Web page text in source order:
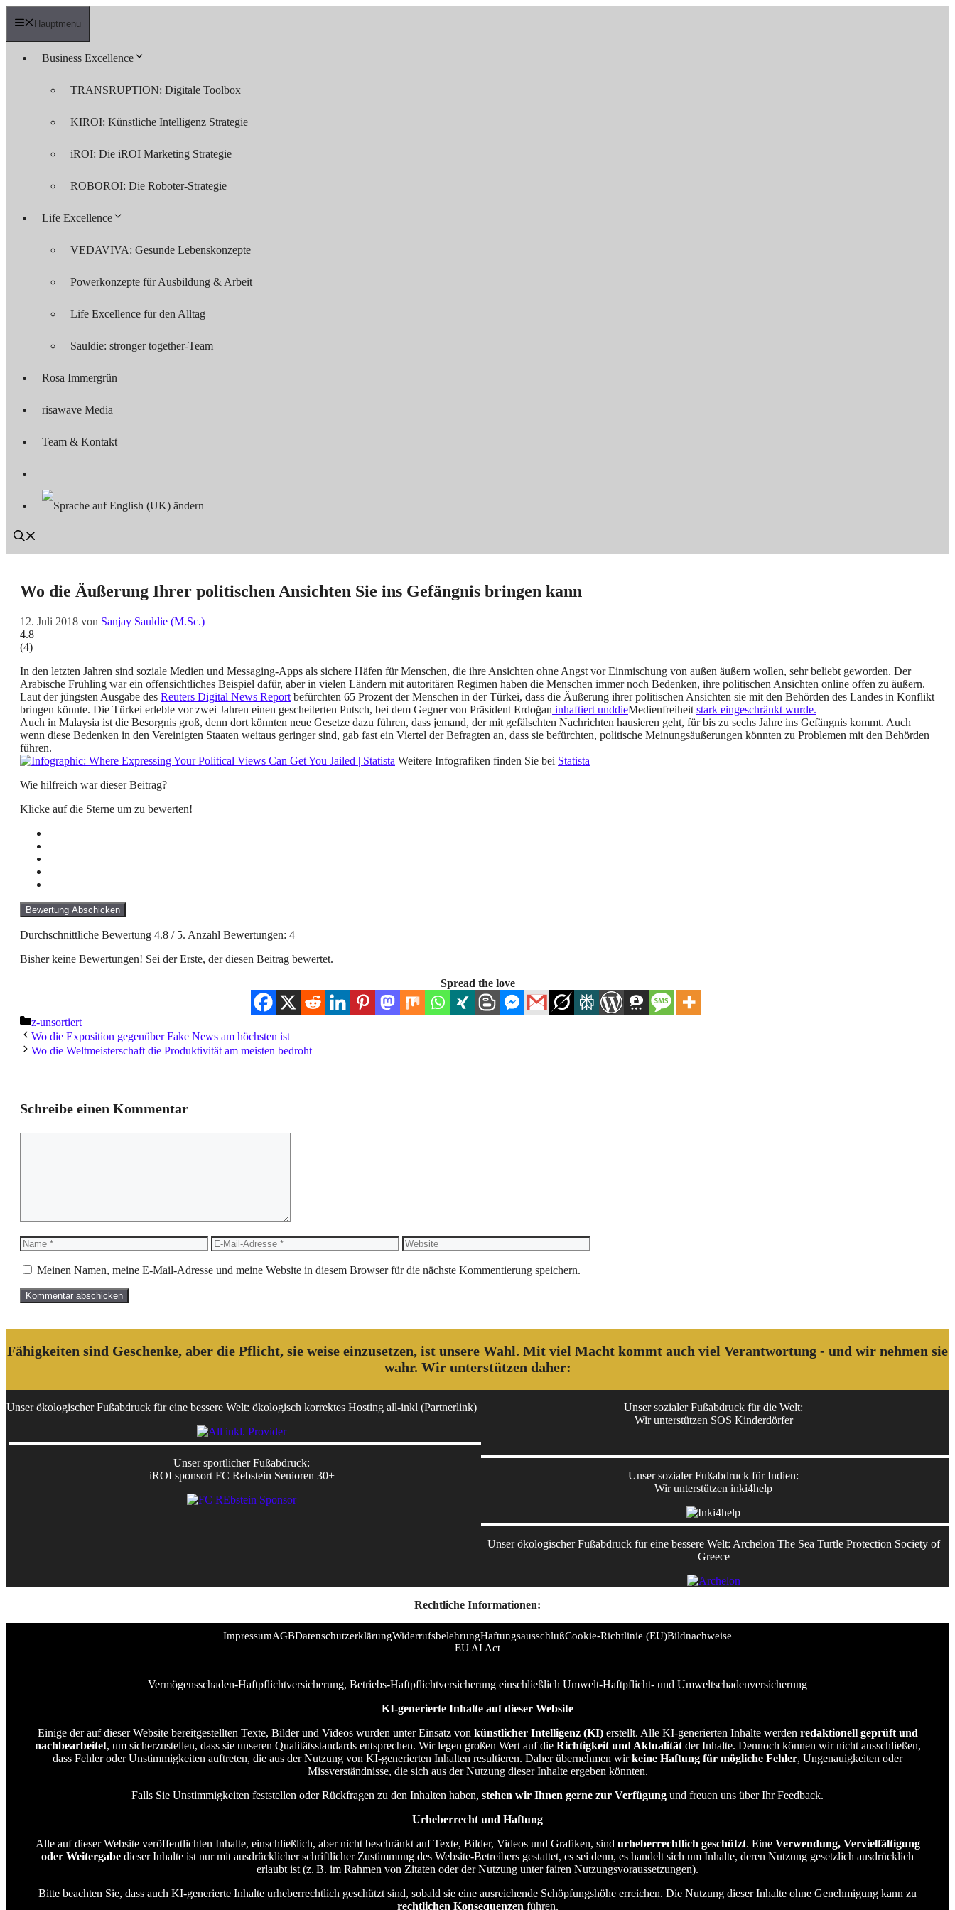
Zum
Inhalt Hauptmenu
Business Excellence
TRANSRUPTION: Digitale Toolbox
KIROI: Künstliche Intelligenz Strategie
iROI: Die iROI Marketing Strategie
ROBOROI: Die Roboter-Strategie
Life Excellence
VEDAVIVA: Gesunde Lebenskonzepte
Powerkonzepte für Ausbildung & Arbeit
Life Excellence für den Alltag
Sauldie: stronger together-Team
Rosa Immergrün
risawave Media
Team & Kontakt
Wo die Äußerung Ihrer politischen Ansichten Sie ins Gefängnis bringen kann
12. Juli 2018 von Sanjay Sauldie (M.Sc.)
4.8
(4)
In den letzten Jahren sind soziale Medien und Messaging-Apps als sichere Häfen für Menschen, die ihre Ansichten ohne Angst vor Einmischung von außen äußern wollen, sehr beliebt geworden. Der
Arabische Frühling war ein offensichtliches Beispiel dafür, aber in vielen Ländern mit autoritären Regimen haben die Menschen immer noch Bedenken, ihre politischen Ansichten online offen zu äußern.
Laut der jüngsten Ausgabe des Reuters Digital News Report befürchten 65 Prozent der Menschen in der Türkei, dass die Äußerung ihrer politischen Ansichten sie mit den Behörden des Landes in Konflikt
bringen könnte. Die Türkei erlebte vor zwei Jahren einen gescheiterten Putsch, bei dem Gegner von Präsident Erdoğan inhaftiert unddieMedienfreiheit stark eingeschränkt wurde.
Auch in Malaysia ist die Besorgnis groß, denn dort könnten neue Gesetze dazu führen, dass jemand, der mit gefälschten Nachrichten hausieren geht, für bis zu sechs Jahre ins Gefängnis kommt. Auch
wenn diese Bedenken in den Vereinigten Staaten weitaus geringer sind, gab fast ein Viertel der Befragten an, dass sie befürchten, politische Meinungsäußerungen könnten zu Problemen mit den Behörden
führen.
Weitere Infografiken finden Sie bei Statista
Wie hilfreich war dieser Beitrag?
Klicke auf die Sterne um zu bewerten!
Bewertung Abschicken
Durchschnittliche Bewertung 4.8 / 5. Anzahl Bewertungen: 4
Bisher keine Bewertungen! Sei der Erste, der diesen Beitrag bewertet.
Spread the love
Kategorien
z-unsortiert
Wo die Exposition gegenüber Fake News am höchsten ist
Wo die Weltmeisterschaft die Produktivität am meisten bedroht
Schreibe einen Kommentar
Name
E-
Mail-
Adresse
Website
Meinen Namen, meine E-Mail-Adresse und meine Website in diesem Browser für die nächste Kommentierung speichern.
Fähigkeiten sind Geschenke, aber die Pflicht, sie weise einzusetzen, ist unsere Wahl. Mit viel Macht kommt auch viel Verantwortung - und wir nehmen sie
wahr. Wir unterstützen daher:
Unser ökologischer Fußabdruck für eine bessere Welt: ökologisch korrektes Hosting all-inkl (Partnerlink)
Unser sportlicher Fußabdruck:
iROI sponsort FC Rebstein Senioren 30+
Unser sozialer Fußabdruck für die Welt:
Wir unterstützen SOS Kinderdörfer
Unser sozialer Fußabdruck für Indien:
Wir unterstützen inki4help
Unser ökologischer Fußabdruck für eine bessere Welt: Archelon The Sea Turtle Protection Society of
Greece
Rechtliche Informationen:
ImpressumAGBDatenschutzerklärungWiderrufsbelehrungHaftungsausschlußCookie-Richtlinie (EU)Bildnachweise
EU AI Act
Vermögensschaden-Haftpflichtversicherung, Betriebs-Haftpflichtversicherung einschließlich Umwelt-Haftpflicht- und Umweltschadenversicherung
KI-generierte Inhalte auf dieser Website
Einige der auf dieser Website bereitgestellten Texte, Bilder und Videos wurden unter Einsatz von künstlicher Intelligenz (KI)erstellt. Alle KI-generierten Inhalte werden redaktionell geprüft und
nachbearbeitet, um sicherzustellen, dass sie unseren Qualitätsstandards entsprechen. Wir legen großen Wert auf die Richtigkeit und Aktualitätder Inhalte. Dennoch können wir nicht ausschließen,
dass Fehler oder Unstimmigkeiten auftreten, die aus der Nutzung von KI-generierten Inhalten resultieren. Daher übernehmen wirkeine Haftung für mögliche Fehler, Ungenauigkeiten oder
Missverständnisse, die sich aus der Nutzung dieser Inhalte ergeben könnten.
Falls Sie Unstimmigkeiten feststellen oder Rückfragen zu den Inhalten haben, stehen wir Ihnen gerne zur Verfügung und freuen uns über Ihr Feedback.
Urheberrecht und Haftung
Alle auf dieser Website veröffentlichten Inhalte, einschließlich, aber nicht beschränkt auf Texte, Bilder, Videos und Grafiken, sind urheberrechtlich geschützt. Eine Verwendung, Vervielfältigung
oder Weitergabe dieser Inhalte ist nur mit ausdrücklicher schriftlicher Zustimmung des Website-Betreibers gestattet, es sei denn, es handelt sich um Inhalte, deren Nutzung gesetzlich ausdrücklich
erlaubt ist (z. B. im Rahmen von Zitaten oder der Nutzung unter fairen Nutzungsvoraussetzungen).
Bitte beachten Sie, dass auch KI-generierte Inhalte urheberrechtlich geschützt sind, sobald sie eine ausreichende Schöpfungshöhe erreichen. Die Nutzung dieser Inhalte ohne Genehmigung kann zu
rechtlichen Konsequenzen führen.